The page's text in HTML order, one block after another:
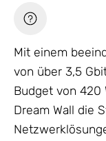
Mit einem
von über 3,5
Budget von 420
Dream Wall die